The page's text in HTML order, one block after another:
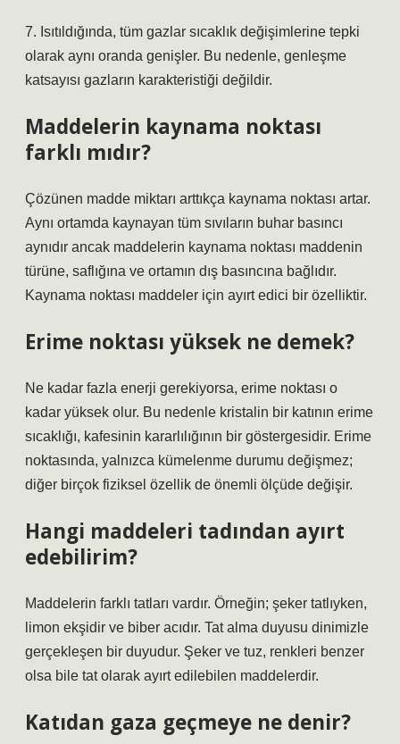
7. Isıtıldığında, tüm gazlar sıcaklık değişimlerine tepki
olarak aynı oranda genişler. Bu nedenle, genleşme
katsayısı gazların karakteristiği değildir.
Maddelerin kaynama noktası
farklı mıdır?
Çözünen madde miktarı arttıkça kaynama noktası artar.
Aynı ortamda kaynayan tüm sıvıların buhar basıncı
aynıdır ancak maddelerin kaynama noktası maddenin
türüne, saflığına ve ortamın dış basıncına bağlıdır.
Kaynama noktası maddeler için ayırt edici bir özelliktir.
Erime noktası yüksek ne demek?
Ne kadar fazla enerji gerekiyorsa, erime noktası o
kadar yüksek olur. Bu nedenle kristalin bir katının erime
sıcaklığı, kafesinin kararlılığının bir göstergesidir. Erime
noktasında, yalnızca kümelenme durumu değişmez;
diğer birçok fiziksel özellik de önemli ölçüde değişir.
Hangi maddeleri tadından ayırt
edebilirim?
Maddelerin farklı tatları vardır. Örneğin; şeker tatlıyken,
limon ekşidir ve biber acıdır. Tat alma duyusu dinimizle
gerçekleşen bir duyudur. Şeker ve tuz, renkleri benzer
olsa bile tat olarak ayırt edilebilen maddelerdir.
Katıdan gaza geçmeye ne denir?